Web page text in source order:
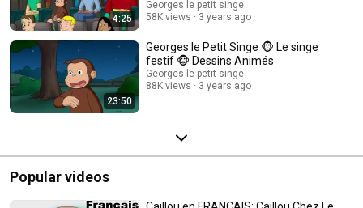
4:25
Georges le petit singe
58K views
3 years ago
23:50
Georges le Petit Singe 🐵 Le singe
festif 🐵 Dessins Animés
Georges le petit singe
88K views
3 years ago
Popular videos